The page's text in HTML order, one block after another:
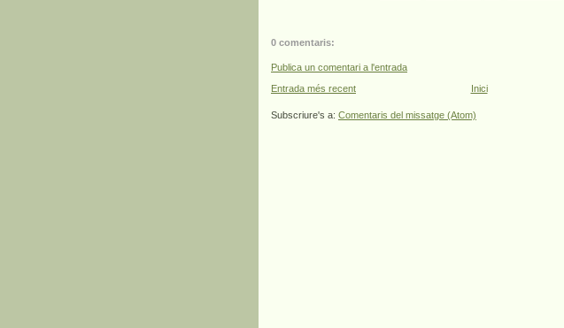
0 comentaris:
Publica un comentari a l'entrada
Entrada més recent
Inici
Subscriure's a: Comentaris del missatge (Atom)